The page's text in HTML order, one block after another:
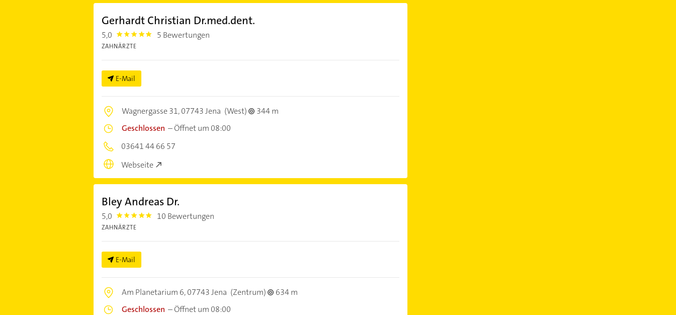
Gerhardt Christian Dr.med.dent.
5,0 5.0 5 Bewertungen
ZAHNÄRZTE
E-Mail
Wagnergasse 31,07743 Jena (West)
344 m
Geschlossen –Öffnet um 08:00
03641 44 66 57
Webseite
Bley Andreas Dr.
5,0 5.0 10 Bewertungen
ZAHNÄRZTE
E-Mail
Am Planetarium 6,07743 Jena (Zentrum)
634 m
Geschlossen –Öffnet um 08:00